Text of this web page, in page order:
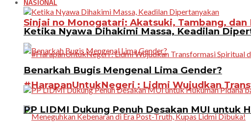
Sinjai no Monogatari: Akatsuki, Tambang, dan
#HarapanUntukNegeri : Lidmi Wujudkan
Ketika Nyawa Dihakimi Massa, Keadilan
Benarkah Bugis Mengenal Lima Gender?
PP LIDMI Dukung Penuh Desakan MUI untuk